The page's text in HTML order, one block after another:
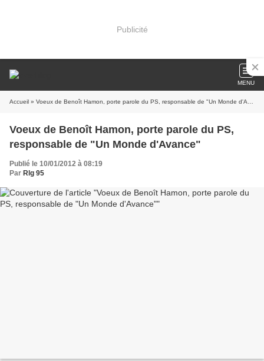
Publicité
MENU
Accueil » Voeux de Benoît Hamon, porte parole du PS, responsable de "Un Monde d'Avance"
Voeux de Benoît Hamon, porte parole du PS,
responsable de "Un Monde d'Avance"
Publié le 10/01/2012 à 08:19
Par Rlg 95